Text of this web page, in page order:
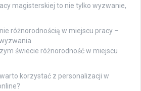
magisterskiej to nie tylko wyzwanie,
różnorodnością w miejscu pracy –
świecie różnorodność w miejscu
korzystać z personalizacji w